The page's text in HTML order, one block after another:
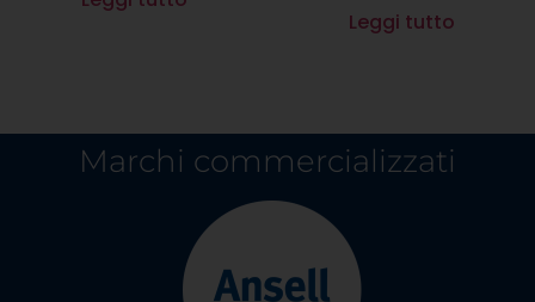
Leggi tutto
Marchi commercializzati